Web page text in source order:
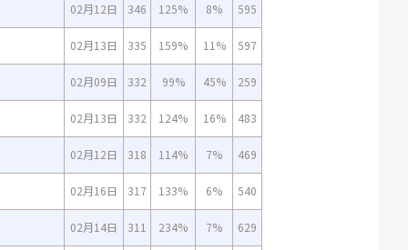
02月12日 346 125% 8% 595
02月13日 335 159% 11% 597
02月09日 332 99% 45% 259
02月13日 332 124% 16% 483
02月12日 318 114% 7% 469
02月16日 317 133% 6% 540
02月14日 311 234% 7% 629